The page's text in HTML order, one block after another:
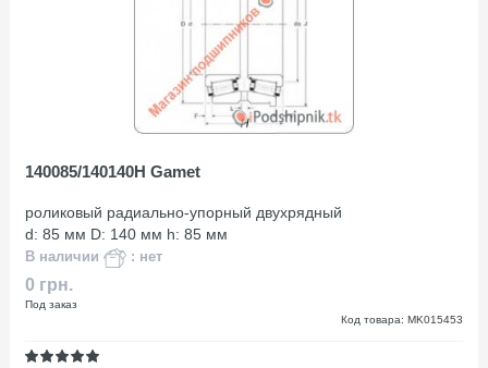
140085/140140H Gamet
роликовый радиально-упорный двухрядный
d: 85 мм D: 140 мм h: 85 мм
В наличии : нет
0 грн.
Под заказ
Код товара: MK015453